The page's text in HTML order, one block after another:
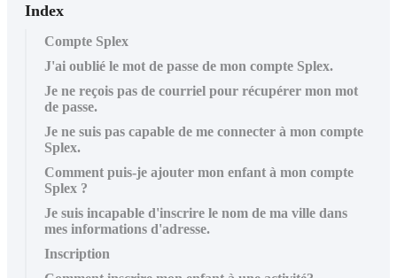
Index
Compte Splex
J'ai oublié le mot de passe de mon compte Splex.
Je ne reçois pas de courriel pour récupérer mon mot
de passe.
Je ne suis pas capable de me connecter à mon compte
Splex.
Comment puis-je ajouter mon enfant à mon compte
Splex ?
Je suis incapable d'inscrire le nom de ma ville dans
mes informations d'adresse.
Inscription